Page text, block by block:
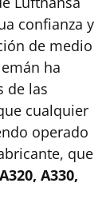
confianza y
de medio
ha
de las
cualquier
operado
que
A330,